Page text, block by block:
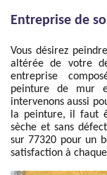
Entreprise de
Vous désirez
altérée de votre
entreprise
peinture de mur
intervenons aussi
la peinture, il faut
sèche et sans
sur 77320 pour un
satisfaction à